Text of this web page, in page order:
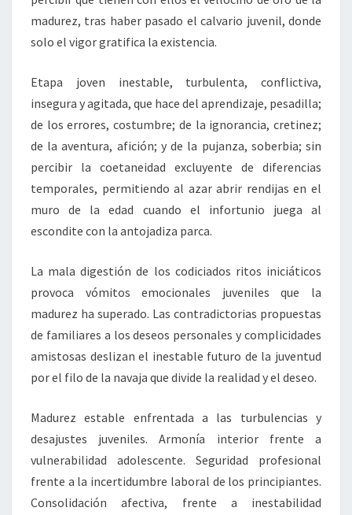
madurez, tras haber pasado el calvario juvenil, donde
solo el vigor gratifica la existencia.
Etapa joven inestable, turbulenta, conflictiva,
insegura y agitada, que hace del aprendizaje, pesadilla;
de los errores, costumbre; de la ignorancia, cretinez;
de la aventura, afición; y de la pujanza, soberbia; sin
percibir la coetaneidad excluyente de diferencias
temporales, permitiendo al azar abrir rendijas en el
muro de la edad cuando el infortunio juega al
escondite con la antojadiza parca.
La mala digestión de los codiciados ritos iniciáticos
provoca vómitos emocionales juveniles que la
madurez ha superado. Las contradictorias propuestas
de familiares a los deseos personales y complicidades
amistosas deslizan el inestable futuro de la juventud
por el filo de la navaja que divide la realidad y el deseo.
Madurez estable enfrentada a las turbulencias y
desajustes juveniles. Armonía interior frente a
vulnerabilidad adolescente. Seguridad profesional
frente a la incertidumbre laboral de los principiantes.
Consolidación afectiva, frente a inestabilidad